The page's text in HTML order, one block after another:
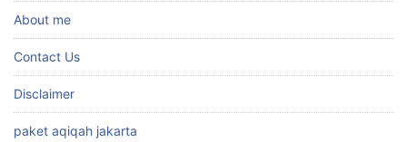
About me
Contact Us
Disclaimer
paket aqiqah jakarta